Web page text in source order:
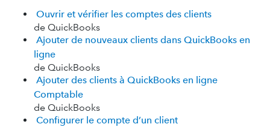
Ouvrir et vérifier les comptes des clients
de QuickBooks
Ajouter de nouveaux clients dans QuickBooks en
ligne
de QuickBooks
Ajouter des clients à QuickBooks en ligne
Comptable
de QuickBooks
Configurer le compte d’un client